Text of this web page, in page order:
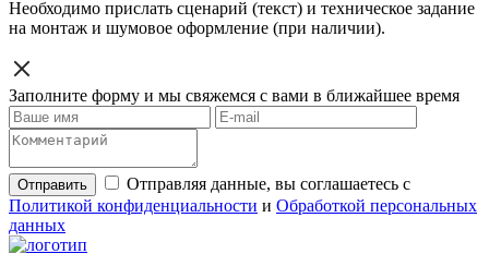
Необходимо прислать сценарий (текст) и техническое задание
на монтаж и шумовое оформление (при наличии).
Заполните форму и мы свяжемся с вами в ближайшее время
Отправить
Отправляя данные, вы соглашаетесь с
Политикой конфиденциальности и Обработкой персональных
данных